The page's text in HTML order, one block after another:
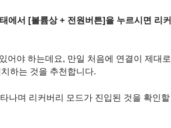
에서 [볼륨상 + 전원버튼]을 누르시면 리커
어야 하는데요, 만일 처음에 연결이 제대로
하는 것을 추천합니다.
나며 리커버리 모드가 진입된 것을 확인할